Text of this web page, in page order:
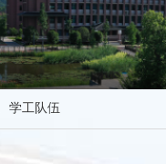
学工队伍